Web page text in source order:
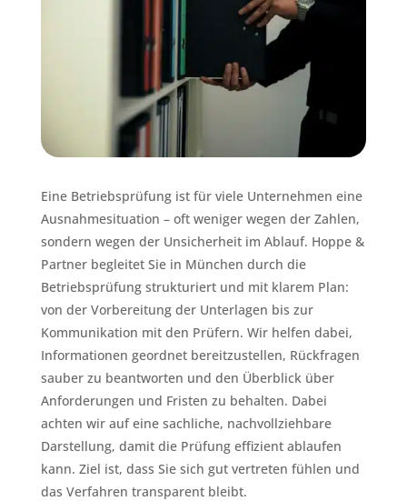
Eine Betriebsprüfung ist für viele Unternehmen eine
Ausnahmesituation – oft weniger wegen der Zahlen,
sondern wegen der Unsicherheit im Ablauf. Hoppe &
Partner begleitet Sie in München durch die
Betriebsprüfung strukturiert und mit klarem Plan:
von der Vorbereitung der Unterlagen bis zur
Kommunikation mit den Prüfern. Wir helfen dabei,
Informationen geordnet bereitzustellen, Rückfragen
sauber zu beantworten und den Überblick über
Anforderungen und Fristen zu behalten. Dabei
achten wir auf eine sachliche, nachvollziehbare
Darstellung, damit die Prüfung effizient ablaufen
kann. Ziel ist, dass Sie sich gut vertreten fühlen und
das Verfahren transparent bleibt.